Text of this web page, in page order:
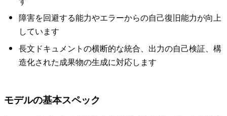
障害を回避する能力やエラーからの自己復旧能力が向上
しています
長文ドキュメントの横断的な統合、出力の自己検証、構
造化された成果物の生成に対応します
モデルの基本スペック